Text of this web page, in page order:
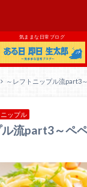
気ままな日常ブログ
～レフトニップル流part3
ップル
ル流part3～ペ